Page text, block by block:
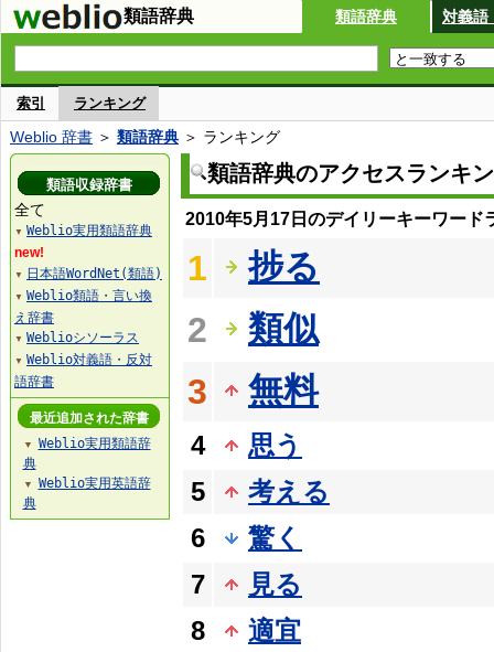
類語辞典 類語辞典 対義語
索引 ランキング
Weblio 辞書 ＞ 類語辞典 ＞ ランキング
類語辞典のアクセスランキ
2010年5月17日のデイリーキーワード
1
捗る
2
類似
3
無料
4
思う
5
考える
6
驚く
7
見る
8
適宜
類語収録辞書
全て
▼ Weblio実用類語辞典
new!
▼ 日本語WordNet(類語)
▼ Weblio類語・言い換
え辞書
▼ Weblioシソーラス
▼ Weblio対義語・反対
語辞書
最近追加された辞書
▼
Weblio実用類語辞
典
▼
Weblio実用英語辞
典